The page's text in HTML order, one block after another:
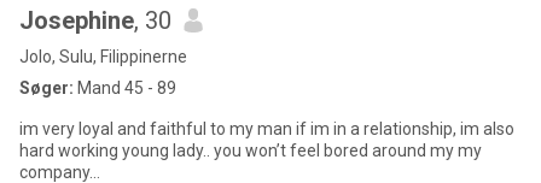
Josephine, 30
Jolo, Sulu, Filippinerne
Søger: Mand 45 - 89
im very loyal and faithful to my man if im in a relationship, im also
hard working young lady.. you won’t feel bored around my my
company…